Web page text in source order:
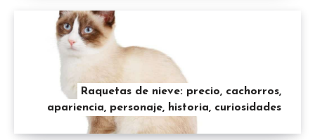
Raquetas de nieve: precio, cachorros,
apariencia, personaje, historia, curiosidades